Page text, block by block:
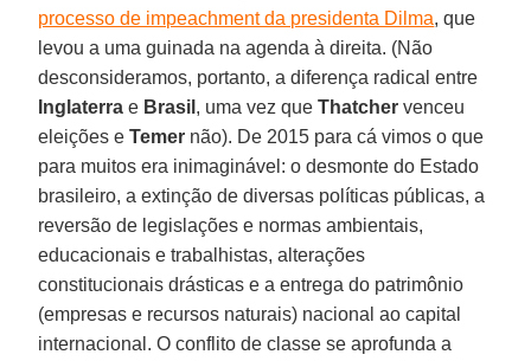
processo de impeachment da presidenta Dilma, que
levou a uma guinada na agenda à direita. (Não
desconsideramos, portanto, a diferença radical entre
Inglaterra e Brasil , uma vez queThatcher venceu
eleições eTemer não). De 2015 para cá vimos o que
para muitos era inimaginável: o desmonte do Estado
brasileiro, a extinção de diversas políticas públicas, a
reversão de legislações e normas ambientais,
educacionais e trabalhistas, alterações
constitucionais drásticas e a entrega do patrimônio
(empresas e recursos naturais) nacional ao capital
internacional. O conflito de classe se aprofunda a